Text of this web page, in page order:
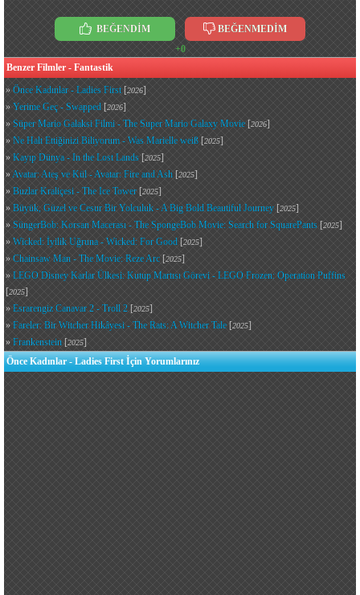
BEĞENDİM
BEĞENMEDİM
+0
Benzer Filmler - Fantastik
» Önce Kadınlar - Ladies First[2026]
» Yerime Geç - Swapped [2026]
» Süper Mario Galaksi Filmi - The Super Mario Galaxy Movie [2026]
» Ne Halt Ettiğinizi Biliyorum - Was Marielle weiß [2025]
» Kayıp Dünya - In the Lost Lands [2025]
»Avatar: Ateş ve Kül - Avatar: Fire and Ash [2025]
» Buzlar Kraliçesi - The Ice Tower [2025]
» Büyük, Güzel ve Cesur Bir Yolculuk - A Big Bold Beautiful Journey [2025]
» SüngerBob: Korsan Macerası - The SpongeBob Movie: Search for SquarePants [2025]
» Wicked: İyilik Uğruna - Wicked: For Good [2025]
» Chainsaw Man - The Movie: Reze Arc [2025]
» LEGO Disney Karlar Ülkesi: Kutup Martısı Görevi - LEGO Frozen: Operation Puffins
[2025]
» Esrarengiz Canavar 2 - Troll 2 [2025]
» Fareler: Bir Witcher Hikâyesi - The Rats: A Witcher Tale [2025]
» Frankenstein [2025]
Önce Kadınlar - Ladies First İçin Yorumlarınız